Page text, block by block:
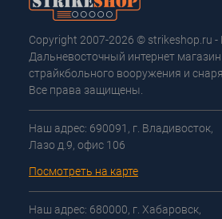
Copyright 2007-2026 © strikeshop.ru
Дальневосточный интернет
страйкбольного вооружения и
Все права защищены.
Наш адрес: 690091, г. Владивосток,
Лазо д.9, офис 106
Посмотреть на карте
Наш адрес: 680000, г. Хабаровск,